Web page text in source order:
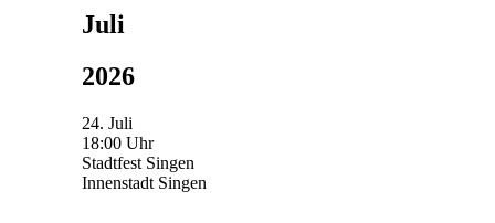
Juli
2026
24. Juli
18:00 Uhr
Stadtfest Singen
Innenstadt Singen